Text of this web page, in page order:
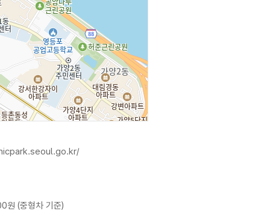
원 (중형차 기준)